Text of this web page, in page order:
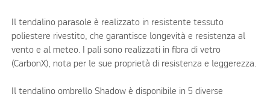
Il tendalino parasole è realizzato in resistente tessuto
poliestere rivestito, che garantisce longevità e resistenza al
vento e al meteo. I pali sono realizzati in fibra di vetro
(CarbonX), nota per le sue proprietà di resistenza e leggerezza.
Il tendalino ombrello Shadow è disponibile in 5 diverse